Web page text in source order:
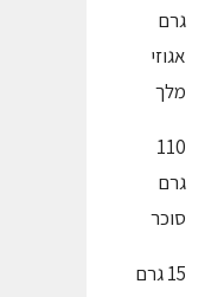
גרם
אגוזי
מלך
110
גרם
סוכר
15 גרם